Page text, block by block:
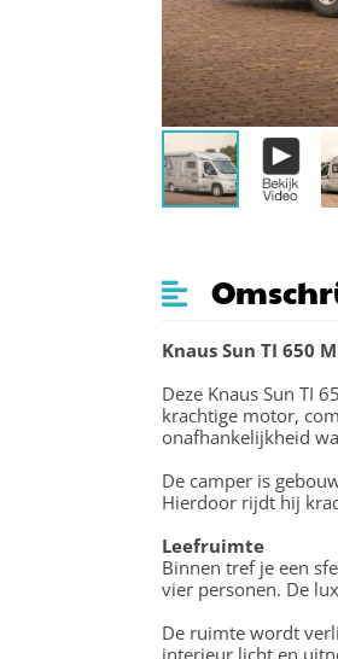
Knaus Sun TI 650
Deze Knaus Sun TI
krachtige motor,
onafhankelijkheid
De camper is
Hierdoor rijdt hij
Leefruimte
Binnen tref je een
vier personen. De
De ruimte wordt
interieur licht en